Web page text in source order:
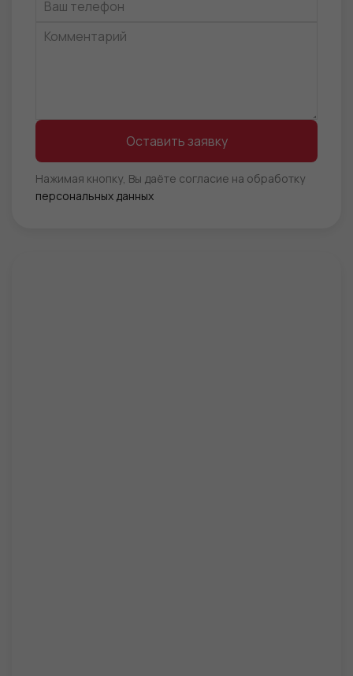
Оставить заявку
Нажимая кнопку, Вы даёте согласие на обработку
персональных данных